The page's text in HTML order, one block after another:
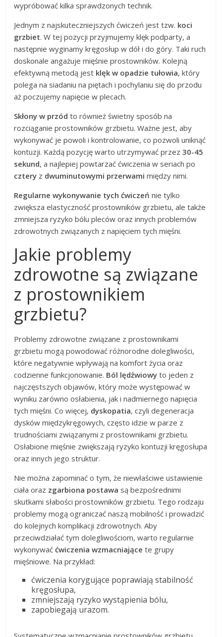
wypróbować kilka sprawdzonych technik.
Jednym z najskuteczniejszych ćwiczeń jest tzw. koci
grzbiet. W tej pozycji przyjmujemy klęk podparty, a
następnie wyginamy kręgosłup w dół i do góry. Taki ruch
doskonale angażuje mięśnie prostowników. Kolejną
efektywną metodą jest klęk w opadzie tułowia, który
polega na siadaniu na piętach i pochylaniu się do przodu
aż poczujemy napięcie w plecach.
Skłony w przód to również świetny sposób na
rozciąganie prostowników grzbietu. Ważne jest, aby
wykonywać je powoli i kontrolowanie, co pozwoli uniknąć
kontuzji. Każdą pozycję warto utrzymywać przez30-45
sekund, a najlepiej powtarzać ćwiczenia w seriach po
cztery z dwuminutowymi przerwami między nimi.
Regularne wykonywanie tych ćwiczeń nie tylko
zwiększa elastyczność prostowników grzbietu, ale także
zmniejsza ryzyko bólu pleców oraz innych problemów
zdrowotnych związanych z napięciem tych mięśni.
Jakie problemy
zdrowotne są związane
z prostownikiem
grzbietu?
Problemy zdrowotne związane z prostownikami
grzbietu mogą powodować różnorodne dolegliwości,
które negatywnie wpływają na komfort życia oraz
codzienne funkcjonowanie. Ból lędźwiowy to jeden z
najczęstszych objawów, który może występować w
wyniku zarówno osłabienia, jak i nadmiernego napięcia
tych mięśni. Co więcej, dyskopatia, czyli degeneracja
dysków międzykręgowych, często idzie w parze z
trudnościami związanymi z prostownikami grzbietu.
Osłabione mięśnie zwiększają ryzyko kontuzji kręgosłupa
oraz innych jego struktur.
Nie można zapominać o tym, że niewłaściwe ustawienie
ciała oraz zgarbiona postawa są bezpośrednimi
skutkami słabości prostowników grzbietu. Tego rodzaju
problemy mogą ograniczać naszą mobilność i prowadzić
do kolejnych komplikacji zdrowotnych. Aby
przeciwdziałać tym dolegliwościom, warto regularnie
wykonywaććwiczenia wzmacniające te grupy
mięśniowe. Na przykład:
ćwiczenia korygujące poprawiają stabilność
kręgosłupa,
zmniejszają ryzyko wystąpienia bólu,
zapobiegają urazom.